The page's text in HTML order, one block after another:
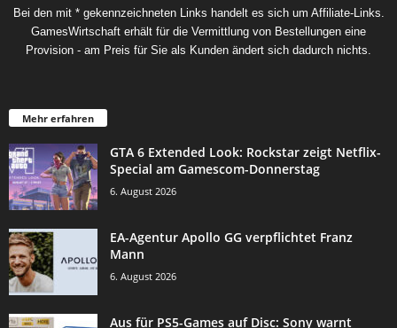
Bei den mit * gekennzeichneten Links handelt es sich um Affiliate-Links.
GamesWirtschaft erhält für die Vermittlung von Bestellungen eine
Provision - am Preis für Sie als Kunden ändert sich dadurch nichts.
Mehr erfahren
GTA 6 Extended Look: Rockstar zeigt Netflix-
Special am Gamescom-Donnerstag
6. August 2026
EA-Agentur Apollo GG verpflichtet Franz
Mann
6. August 2026
Aus für PS5-Games auf Disc: Sony warnt